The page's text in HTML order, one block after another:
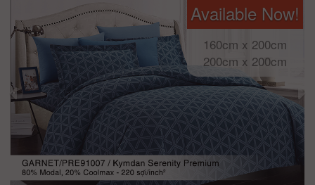
Available Now!
160cm x 200cm
200cm x 200cm